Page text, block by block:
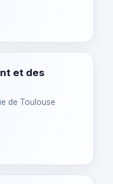
et des
de Toulouse